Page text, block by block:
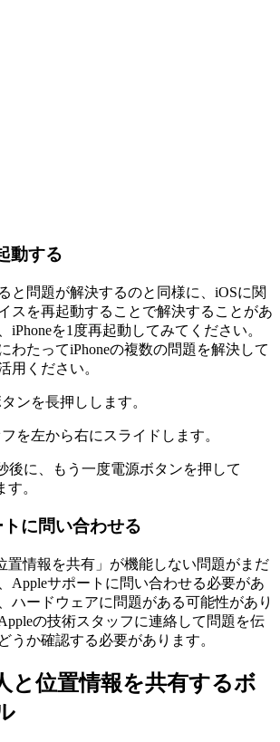
動する
と問題が解決するのと同様に、iOSに関
スを再起動することで解決することがあ
iPhoneを1度再起動してみてください。
わたってiPhoneの複数の問題を解決して
用ください。
ンを長押しします。
を左から右にスライドします。
後に、もう一度電源ボタンを押して
。
に問い合わせる
置情報を共有」が機能しない問題がまだ
Appleサポートに問い合わせる必要があ
ハードウェアに問題がある可能性があり
の技術スタッフに連絡して問題を伝
うか確認する必要があります。
と位置情報を共有するボ